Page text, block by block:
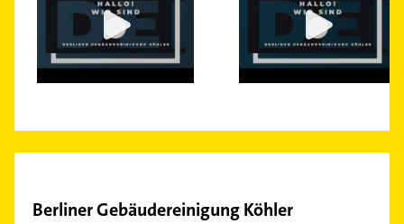
Berliner Gebäudereinigung Köhler